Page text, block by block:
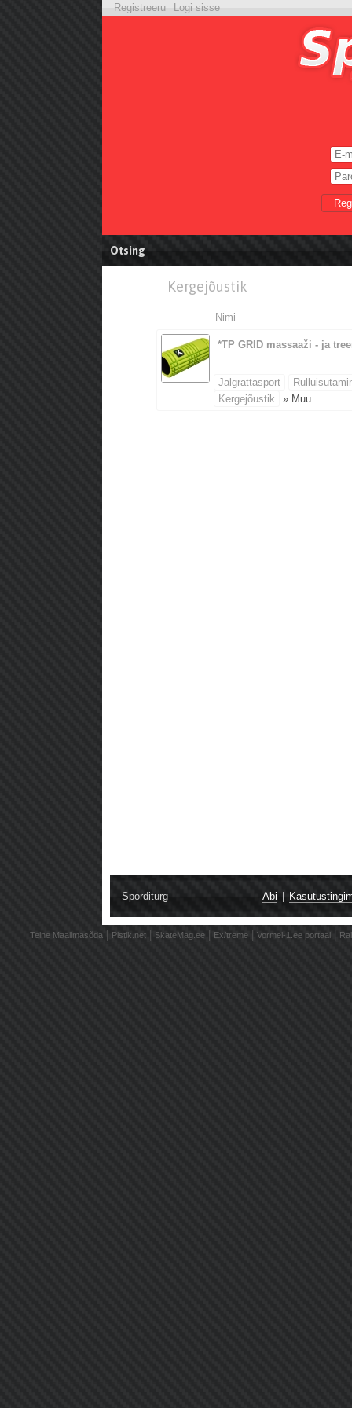
Registreeru Logi sisse
Otsing
Kergejõustik
Nimi
Jalgrattasport
Kergejõustik
» Muu
*TP GRID massaaži - ja
Sporditurg Abi
Teine Maailmasõda Pistik.net SkateMag.ee Ex/treme Vormel-1.ee portaal